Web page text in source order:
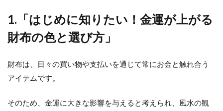
1.「はじめに知りたい！金運が上がる
財布の色と選び方」
財布は、日々の買い物や支払いを通じて常にお金と触れ合う
アイテムです。
そのため、金運に大きな影響を与えると考えられ、風水の観